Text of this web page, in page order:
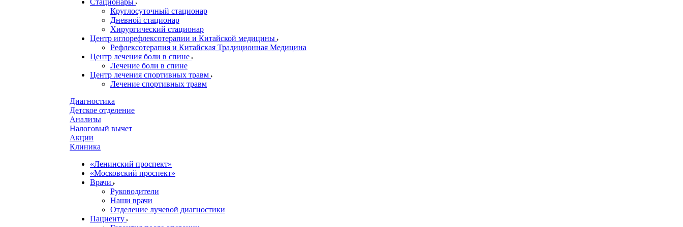
Стационары
Круглосуточный стационар
Дневной стационар
Хирургический стационар
Центр иглорефлексотерапии и Китайской медицины
Рефлексотерапия и Китайская Традиционная Медицина
Центр лечения боли в спине
Лечение боли в спине
Центр лечения спортивных травм
Лечение спортивных травм
Диагностика
Детское отделение
Анализы
Налоговый вычет
Акции
Клиника
«Ленинский проспект»
«Московский проспект»
Врачи
Руководители
Наши врачи
Отделение лучевой диагностики
Пациенту